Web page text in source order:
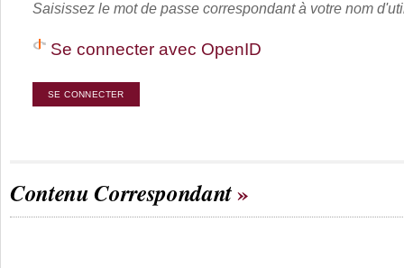
Saisissez le mot de passe correspondant à votre nom
Se connecter avec OpenID
Contenu Correspondant